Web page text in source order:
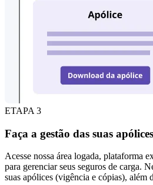
ETAPA 3
Faça a gestão das suas
Acesse nossa área logada, plataforma
para gerenciar seus seguros de carga.
suas apólices (vigência e cópias), além